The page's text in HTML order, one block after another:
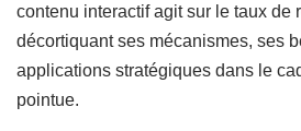
contenu interactif agit sur le taux de
décortiquant ses mécanismes, ses
applications stratégiques dans le
pointue.